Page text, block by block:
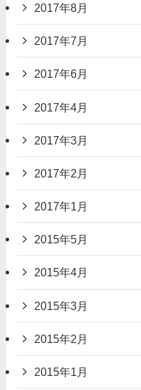
2017年8月
2017年7月
2017年6月
2017年4月
2017年3月
2017年2月
2017年1月
2015年5月
2015年4月
2015年3月
2015年2月
2015年1月